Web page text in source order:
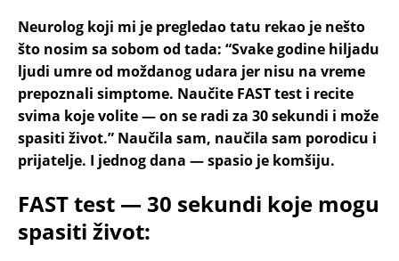
Neurolog koji mi je pregledao tatu rekao je nešto
što nosim sa sobom od tada: “Svake godine hiljadu
ljudi umre od moždanog udara jer nisu na vreme
prepoznali simptome. Naučite FAST test i recite
svima koje volite — on se radi za 30 sekundi i može
spasiti život.” Naučila sam, naučila sam porodicu i
prijatelje. I jednog dana — spasio je komšiju.
FAST test — 30 sekundi koje mogu
spasiti život: